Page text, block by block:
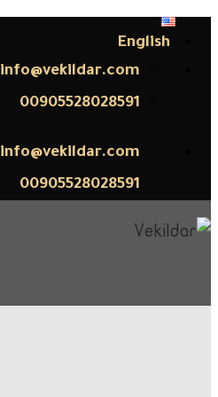
English
info@vekildar.com
00905528028591
info@vekildar.com
00905528028591